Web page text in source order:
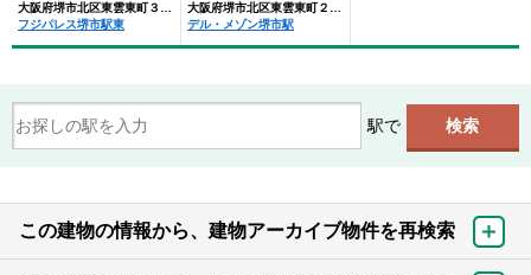
大阪府堺市北区東雲東町３丁丁目
フジパレス堺市駅東
大阪府堺市北区東雲東町２丁丁目
デル・メゾン堺市駅
駅で
この建物の情報から、建物アーカイブ物件を再検索